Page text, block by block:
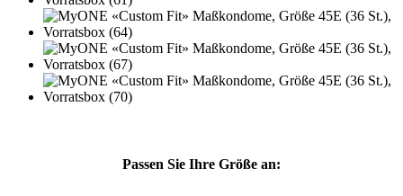
Passen Sie Ihre Größe an: